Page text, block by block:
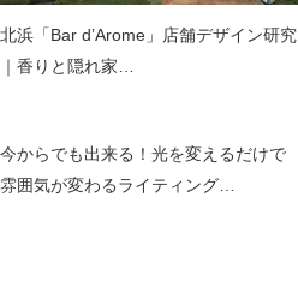
北浜「Bar d’Arome」店舗デザイン研究
｜香りと隠れ家…
今からでも出来る！光を変えるだけで
雰囲気が変わるライティング…